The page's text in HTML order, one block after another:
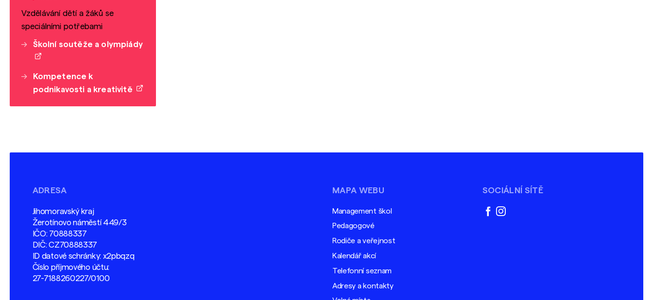
Vzdělávání dětí a žáků se
speciálními potřebami
Školní soutěže a olympiády
Kompetence k
podnikavosti a kreativitě
ADRESA
Jihomoravský kraj
Žerotínovo náměstí 449/3
IČO: 70888337
DIČ: CZ70888337
ID datové schránky: x2pbqzq
Číslo příjmového účtu:
27-7188260227/0100
MAPA WEBU
Management škol
Pedagogové
Rodiče a veřejnost
Kalendář akcí
Telefonní seznam
Adresy a kontakty
SOCIÁLNÍ SÍTĚ
facebook
instagram